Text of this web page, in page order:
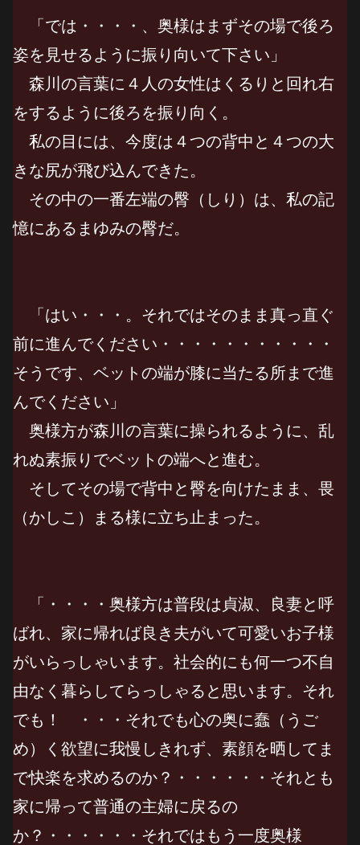
「では・・・・、奥様はまずその場で後ろ
姿を見せるように振り向いて下さい」
森川の言葉に４人の女性はくるりと回れ右
をするように後ろを振り向く。
私の目には、今度は４つの背中と４つの大
きな尻が飛び込んできた。
その中の一番左端の臀（しり）は、私の記
憶にあるまゆみの臀だ。
「はい・・・。それではそのまま真っ直ぐ
前に進んでください・・・・・・・・・・・
そうです、ベットの端が膝に当たる所まで進
んでください」
奥様方が森川の言葉に操られるように、乱
れぬ素振りでベットの端へと進む。
そしてその場で背中と臀を向けたまま、畏
（かしこ）まる様に立ち止まった。
「・・・・奥様方は普段は貞淑、良妻と呼
ばれ、家に帰れば良き夫がいて可愛いお子様
がいらっしゃいます。社会的にも何一つ不自
由なく暮らしてらっしゃると思います。それ
でも！ ・・・それでも心の奥に蠢（うご
め）く欲望に我慢しきれず、素顔を晒してま
で快楽を求めるのか？・・・・・・それとも
家に帰って普通の主婦に戻るの
か？・・・・・・それではもう一度奥様